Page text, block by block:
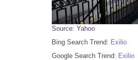
Source: Yahoo
Bing Search Trend: Exilio
Google Search Trend: Exilio